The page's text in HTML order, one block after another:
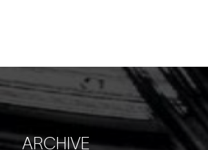
ARCHIVE